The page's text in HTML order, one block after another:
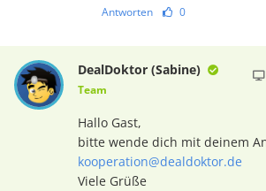
Antworten 0
DealDoktor (Sabine)
Team
Hallo Gast,
bitte wende dich mit deinem
kooperation@dealdoktor.de
Viele Grüße